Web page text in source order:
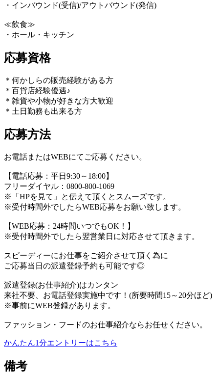
・インバウンド(受信)/アウトバウンド(発信)
≪飲食≫
・ホール・キッチン
応募資格
＊何かしらの販売経験がある方
＊百貨店経験優遇♪
＊雑貨や小物が好きな方大歓迎
＊土日勤務も出来る方
応募方法
お電話またはWEBにてご応募ください。
【電話応募：平日9:30～18:00】
フリーダイヤル：0800-800-1069
※「HPを見て」と伝えて頂くとスムーズです。
※受付時間外でしたらWEB応募をお願い致します。
【WEB応募：24時間いつでもOK！】
※受付時間外でしたら翌営業日に対応させて頂きます。
スピーディーにお仕事をご紹介させて頂く為に
ご応募当日の派遣登録予約も可能です◎
派遣登録(お仕事紹介)はカンタン
来社不要、お電話登録実施中です！(所要時間15～20分ほど)
※事前にWEB登録があります。
ファッション・フードのお仕事紹介ならお任せください。
かんたん1分エントリーはこちら
備考